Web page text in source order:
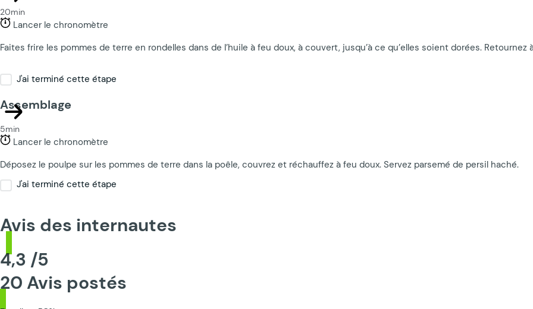
20min
Lancer le chronomètre
Faites frire les pommes de terre en rondelles dans de l’huile à feu doux, à couvert, jusqu’à ce qu’elles soient dorées. Retournez
J'ai terminé cette étape
Assemblage
5min
Lancer le chronomètre
Déposez le poulpe sur les pommes de terre dans la poêle, couvrez et réchauffez à feu doux. Servez parsemé de persil haché.
J'ai terminé cette étape
Avis des internautes
4,3 /5
20 Avis postés